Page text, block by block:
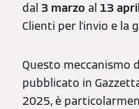
dal 3 marzo al 13
Clienti per l'invio e la
Questo meccanismo
pubblicato in
2025, è